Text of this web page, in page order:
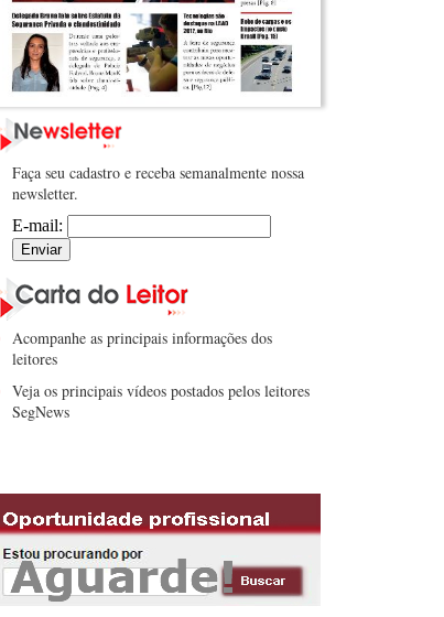
Faça seu cadastro e receba semanalmente nossa
newsletter.
E-mail:
Acompanhe as principais informações dos
leitores
Veja os principais vídeos postados pelos leitores
SegNews